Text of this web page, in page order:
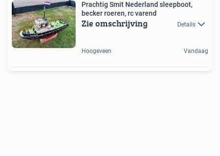
Prachtig Smit Nederland sleepboot,
becker roeren, rc varend
Zie omschrijving Details
Hoogeveen Vandaag